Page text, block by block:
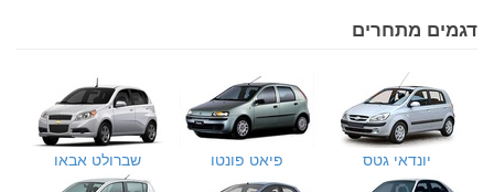
דגמים מתחרים
יונדאי גטס פיאט פונטו שברולט אבאו